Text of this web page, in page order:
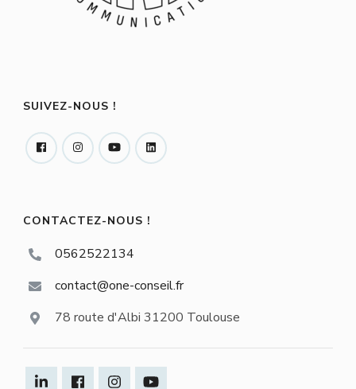
SUIVEZ-NOUS !
CONTACTEZ-NOUS !
0562522134
contact@one-conseil.fr
78 route d'Albi 31200 Toulouse